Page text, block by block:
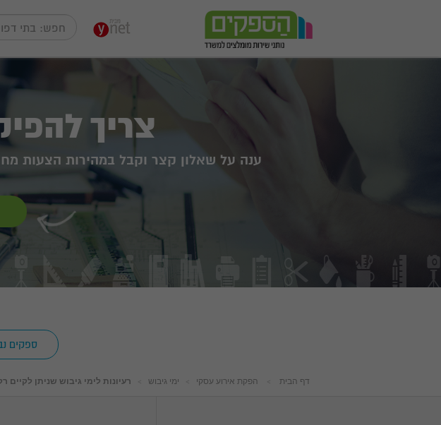
צריך
ענה על שאלון קצר וקבל במהירות הצעות
ספקים
דף הבית הפקת אירוע עסקי ימי גיבוש רעיונות לימי גיבוש שניתן לקיים